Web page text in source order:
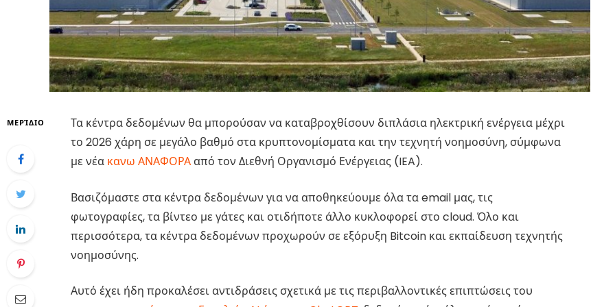
ΜΕΡΊΔΙΟ
Τα κέντρα δεδομένων θα μπορούσαν να καταβροχθίσουν διπλάσια ηλεκτρική ενέργεια μέχρι
το 2026 χάρη σε μεγάλο βαθμό στα κρυπτονομίσματα και την τεχνητή νοημοσύνη, σύμφωνα
με νέα κανω ΑΝΑΦΟΡΑ από τον Διεθνή Οργανισμό Ενέργειας (IEA).
Βασιζόμαστε στα κέντρα δεδομένων για να αποθηκεύουμε όλα τα email μας, τις
φωτογραφίες, τα βίντεο με γάτες και οτιδήποτε άλλο κυκλοφορεί στο cloud. Όλο και
περισσότερα, τα κέντρα δεδομένων προχωρούν σε εξόρυξη Bitcoin και εκπαίδευση τεχνητής
νοημοσύνης.
Αυτό έχει ήδη προκαλέσει αντιδράσεις σχετικά με τις περιβαλλοντικές επιπτώσεις του